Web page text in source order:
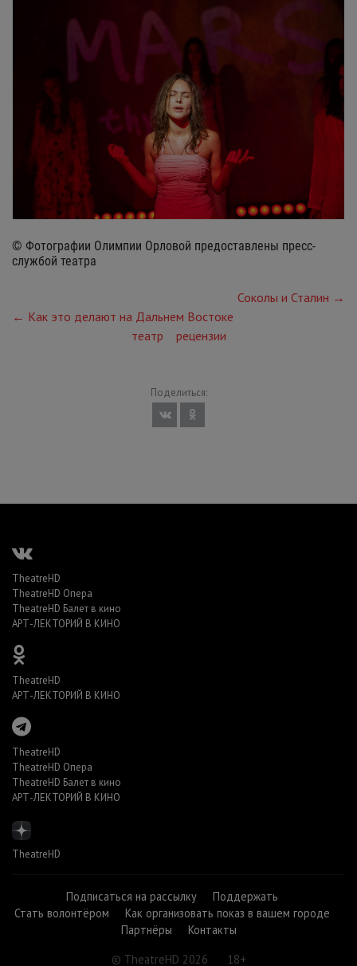
© Фотографии Олимпии Орловой предоставлены пресс-
службой театра
Соколы и Сталин →
← Как это делают на Дальнем Востоке
театр
рецензии
Поделиться:
TheatreHD
TheatreHD Опера
TheatreHD Балет в кино
АРТ-ЛЕКТОРИЙ В КИНО
TheatreHD
АРТ-ЛЕКТОРИЙ В КИНО
TheatreHD
TheatreHD Опера
TheatreHD Балет в кино
АРТ-ЛЕКТОРИЙ В КИНО
TheatreHD
Подписаться на рассылку
Поддержать
Стать волонтёром
Как организовать показ в вашем городе
Партнёры
Контакты
© TheatreHD 2026
18+